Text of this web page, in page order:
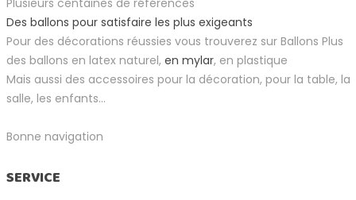
Des ballons pour satisfaire les plus exigeants
Pour des décorations réussies vous trouverez sur Ballons Plus
des ballons en latex naturel, en mylar, en plastique
Mais aussi des accessoires pour la décoration, pour la table, la
salle, les enfants...
Bonne navigation
SERVICE